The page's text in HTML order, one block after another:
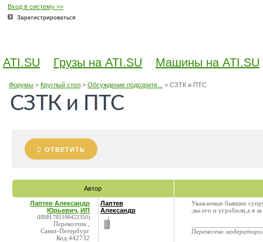
Вход в систему >>
Зарегистрироваться
ATI.SU Грузы на ATI.SU Машины на ATI.SU
Форумы> Круглый стол> Обсуждение подозрите... > СЗТК и ПТС
СЗТК и ПТС
ОТВЕТИТЬ
Автор
Лаптев Александр
Юрьевич, ИП
(ИНН:781100422350)
Перевозчик ,
Санкт-Петербург
Код:442732
Лаптев
Александр
Уважаемые бывшие
,вы его и угробили,а я
Перенесено